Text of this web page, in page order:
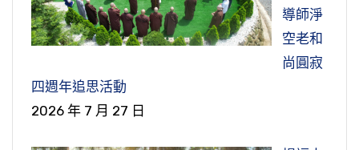
導師淨
空老和
尚圓寂
四週年追思活動
2026 年 7 月 27 日